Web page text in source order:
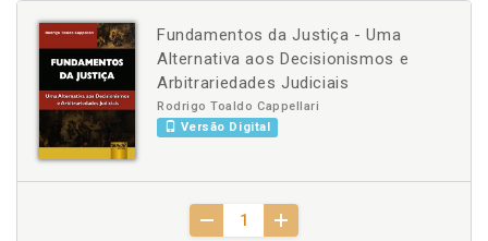
Fundamentos da Justiça - Uma
Alternativa aos Decisionismos e
Arbitrariedades Judiciais
Rodrigo Toaldo Cappellari
Versão Digital